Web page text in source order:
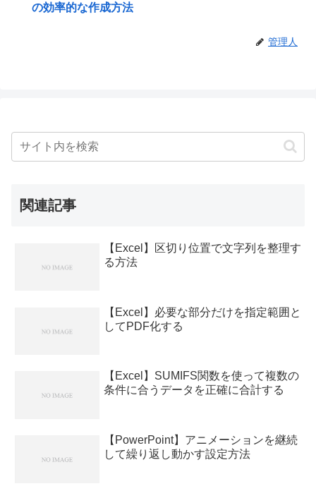
の効率的な作成方法
管理人
関連記事
【Excel】区切り位置で文字列を整理す
る方法
【Excel】必要な部分だけを指定範囲と
してPDF化する
【Excel】SUMIFS関数を使って複数の
条件に合うデータを正確に合計する
【PowerPoint】アニメーションを継続
して繰り返し動かす設定方法